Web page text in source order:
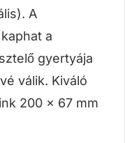
A
a
gyertyája
válik. Kiváló
200 x 67 mm